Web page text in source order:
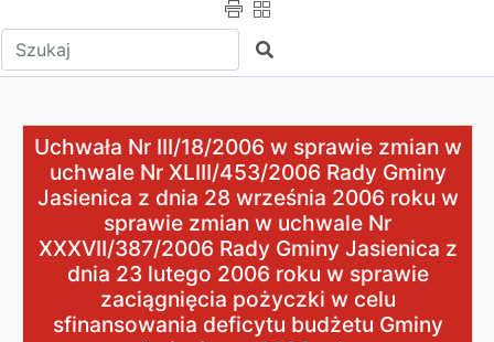
Wpisz tekst do wyszukania Szukaj
Uchwała Nr III/18/2006 w sprawie zmian w uchwale
Uchwała Nr III/18/2006 w sprawie zmian w
uchwale Nr XLIII/453/2006 Rady Gminy
Jasienica z dnia 28 września 2006 roku w
sprawie zmian w uchwale Nr
XXXVII/387/2006 Rady Gminy Jasienica z
dnia 23 lutego 2006 roku w sprawie
zaciągnięcia pożyczki w celu
sfinansowania deficytu budżetu Gminy